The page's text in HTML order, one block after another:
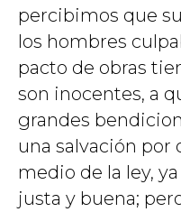
percibimos que
los hombres
pacto de obras
son inocentes, a
grandes
una salvación por
medio de la ley,
justa y buena;